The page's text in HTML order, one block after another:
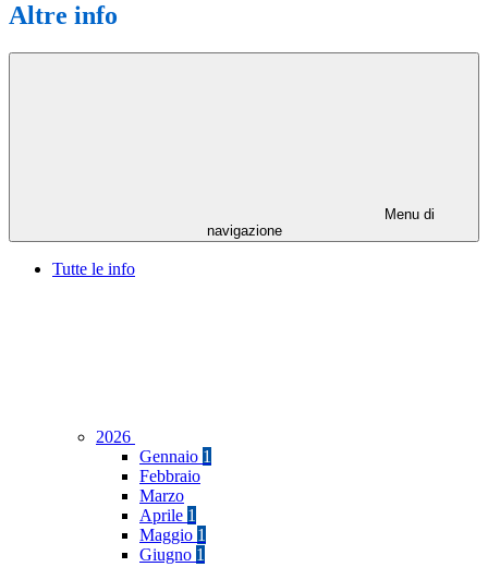
Altre info
Menu di
navigazione
Tutte le info
2026
Gennaio 1
Febbraio
Marzo
Aprile 1
Maggio 1
Giugno 1